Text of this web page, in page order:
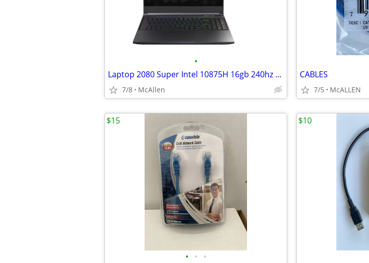
•
Laptop 2080 Super Intel 10875H 16gb 240hz 15inIPS needs blown MOSFET
7/8 McAllen
CABLES
7/5 McALLEN
• • •
$15 $10